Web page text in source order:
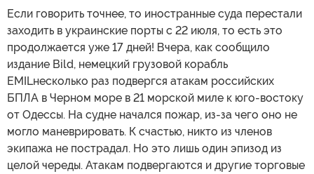
Если говорить точнее, то иностранные суда перестали
заходить в украинские порты с 22 июля, то есть это
продолжается уже 17 дней! Вчера, как сообщило
издание Bild, немецкий грузовой корабль
EMILнесколько раз подвергся атакам российских
БПЛА в Черном море в 21 морской миле к юго-востоку
от Одессы. На судне начался пожар, из-за чего оно не
могло маневрировать. К счастью, никто из членов
экипажа не пострадал. Но это лишь один эпизод из
целой череды. Атакам подвергаются и другие торговые